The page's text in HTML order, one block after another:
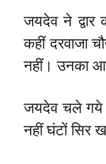
जयदेव ने
कहीं दरवाजा
नहीं। उनका
जयदेव चले
नहीं घंटों सिर